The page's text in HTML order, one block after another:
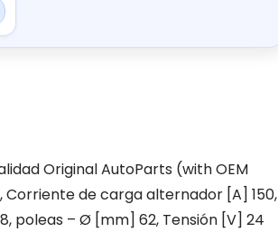
Original AutoParts (with OEM
Corriente de carga alternador [A] 150,
poleas – Ø [mm] 62, Tensión [V] 24